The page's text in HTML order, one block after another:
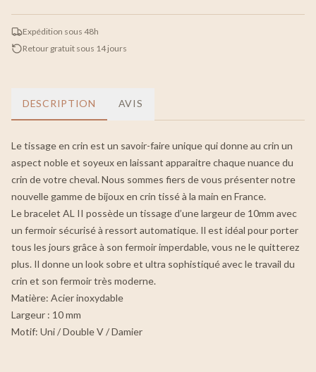
Expédition sous 48h
Retour gratuit sous 14 jours
DESCRIPTION AVIS
Le tissage en crin est un savoir-faire unique qui donne au crin un
aspect noble et soyeux en laissant apparaitre chaque nuance du
crin de votre cheval. Nous sommes fiers de vous présenter notre
nouvelle gamme de bijoux en crin tissé à la main en France.
Le bracelet AL II possède un tissage d’une largeur de 10mm avec
un fermoir sécurisé à ressort automatique. Il est idéal pour porter
tous les jours grâce à son fermoir imperdable, vous ne le quitterez
plus. Il donne un look sobre et ultra sophistiqué avec le travail du
crin et son fermoir très moderne.
Matière: Acier inoxydable
Largeur : 10 mm
Motif: Uni / Double V / Damier